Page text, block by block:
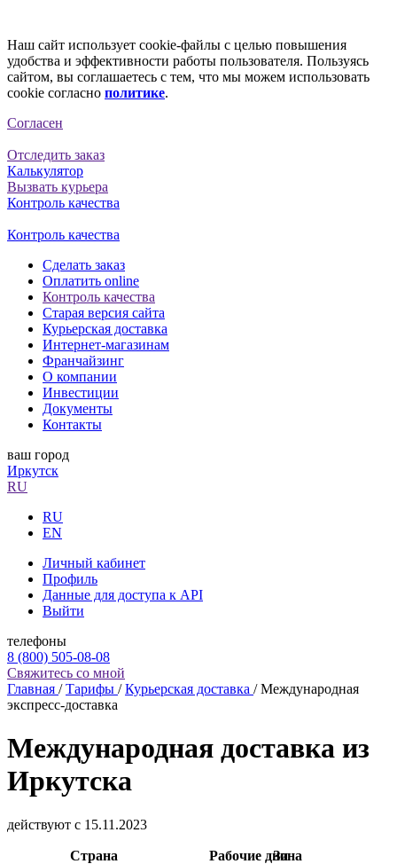
Наш сайт использует cookie-файлы с целью повышения
удобства и эффективности работы пользователя. Пользуясь
сайтом, вы соглашаетесь с тем, что мы можем использовать
cookie согласно политике.
Согласен
Отследить заказ
Калькулятор
Вызвать курьера
Контроль качества
Контроль качества
Сделать заказ
Оплатить online
Контроль качества
Старая версия сайта
Курьерская доставка
Интернет-магазинам
Франчайзинг
О компании
Инвестиции
Документы
Контакты
ваш город
Иркутск
RU
RU
EN
Личный кабинет
Профиль
Данные для доступа к API
Выйти
телефоны
8 (800) 505-08-08
Свяжитесь со мной
Главная /Тарифы /Курьерская доставка /Международная
экспресс-доставка
Международная доставка из
Иркутска
действуют с 15.11.2023
Страна Рабочие дниЗона